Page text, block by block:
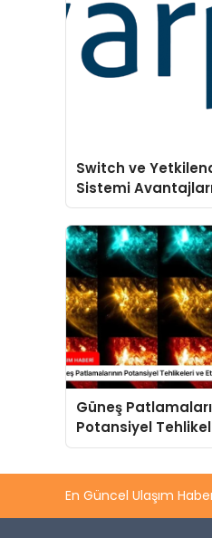
Switch ve
Sistemi
Güneş
Potansiyel
Etkileri
En Güncel Ulaşım